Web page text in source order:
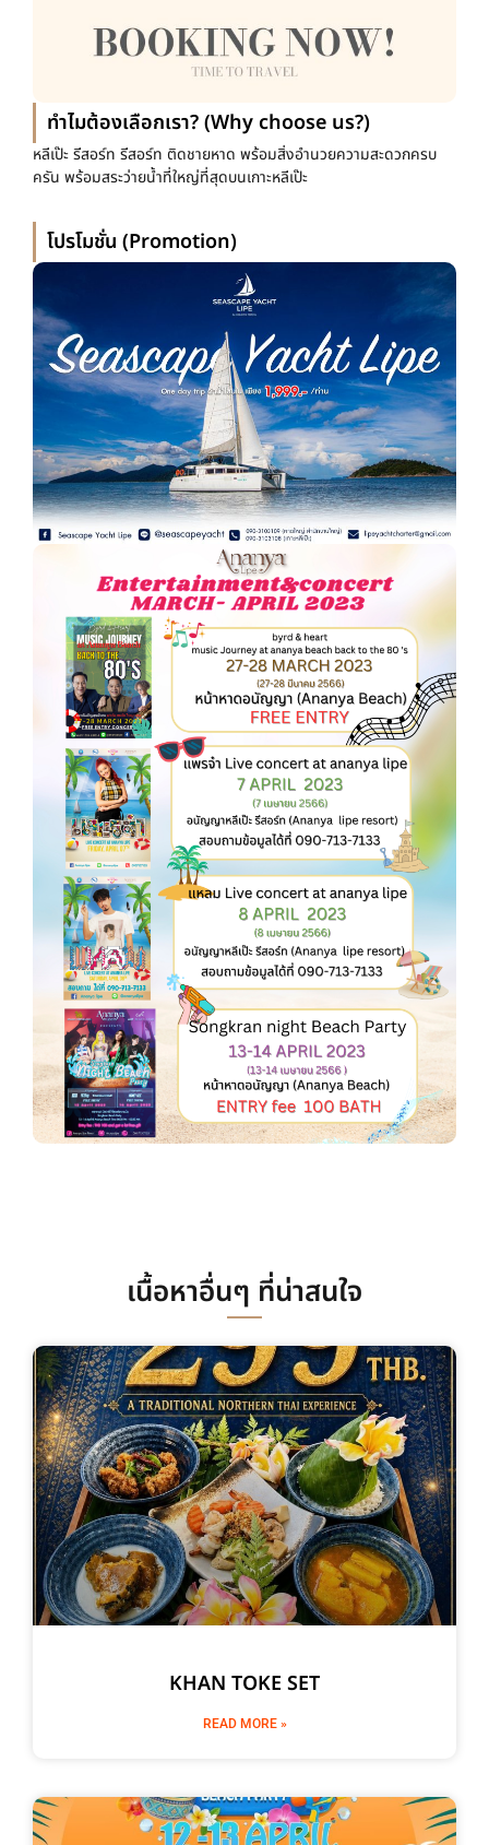
ทำไมต้องเลือกเรา? (Why choose us?)
หลีเป๊ะ รีสอร์ท รีสอร์ท ติดชายหาด พร้อมสิ่งอำนวยความสะดวกครบ
ครัน พร้อมสระว่ายน้ำที่ใหญ่ที่สุดบนเกาะหลีเป๊ะ
โปรโมชั่น (Promotion)
เนื้อหาอื่นๆ ที่น่าสนใจ
KHAN TOKE SET
READ MORE »